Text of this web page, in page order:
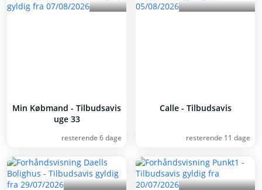
Min Købmand - Tilbudsavis
uge 33
resterende 6 dage
Calle - Tilbudsavis
resterende 11 dage